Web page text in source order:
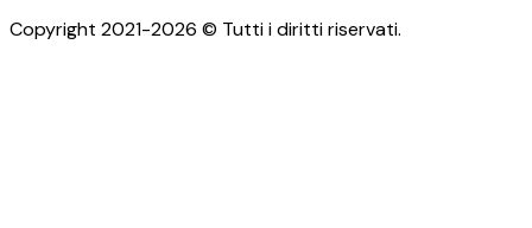
Copyright 2021-2026 © Tutti i diritti riservati.